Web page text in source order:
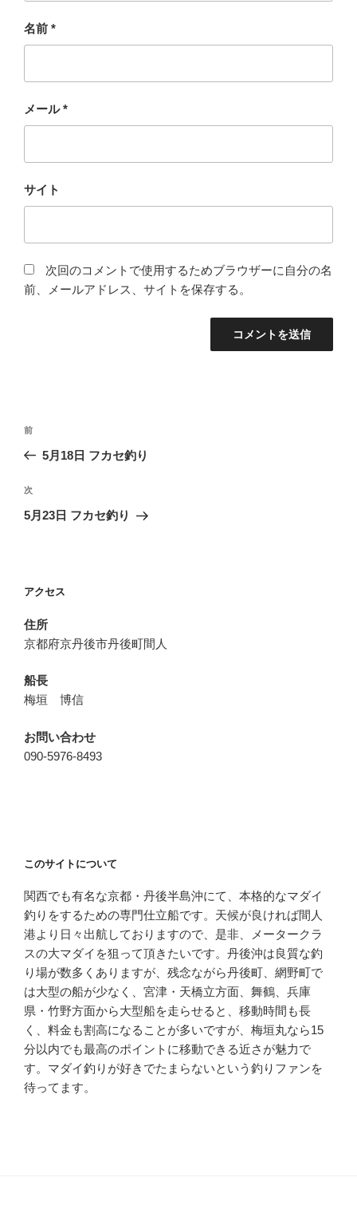
名前 *
メール*
サイト
次回のコメントで使用するためブラウザーに自分の名
前、メールアドレス、サイトを保存する。
投
ビ
ゲ
ン
前
の
稿
前
5月18日 フカセ釣り
次
の
次
5月23日 フカセ釣り
アクセス
住所
京都府京丹後市丹後町間人
船長
梅垣 博信
お問い合わせ
090-5976-8493
このサイトについて
関西でも有名な京都・丹後半島沖にて、本格的なマダイ
釣りをするための専門仕立船です。天候が良ければ間人
港より日々出航しておりますので、是非、メータークラ
スの大マダイを狙って頂きたいです。丹後沖は良質な釣
り場が数多くありますが、残念ながら丹後町、網野町で
は大型の船が少なく、宮津・天橋立方面、舞鶴、兵庫
県・竹野方面から大型船を走らせると、移動時間も長
く、料金も割高になることが多いですが、梅垣丸なら15
分以内でも最高のポイントに移動できる近さが魅力で
す。マダイ釣りが好きでたまらないという釣りファンを
待ってます。